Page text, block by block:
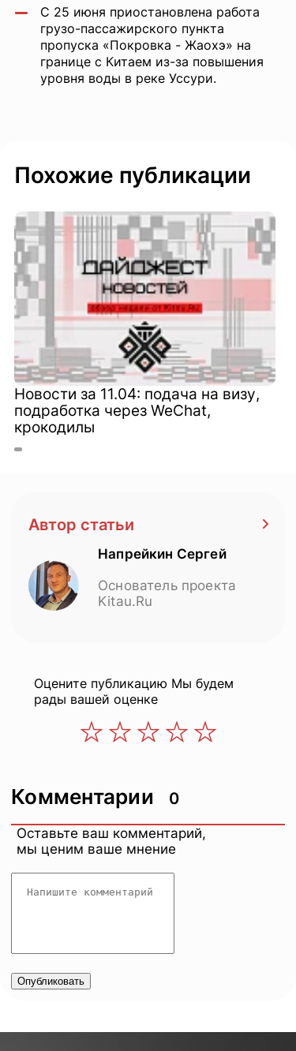
С 25 июня приостановлена работа
грузо-пассажирского пункта
пропуска «Покровка - Жаохэ» на
границе с Китаем из-за повышения
уровня воды в реке Уссури.
Похожие публикации
Новости за 11.04: подача на визу,
подработка через WeChat,
крокодилы
Автор статьи
Напрейкин Сергей
Основатель проекта
Kitau.Ru
Оцените публикацию Мы будем
рады вашей оценке
Комментарии 0
Оставьте ваш комментарий,
мы ценим ваше мнение
Опубликовать